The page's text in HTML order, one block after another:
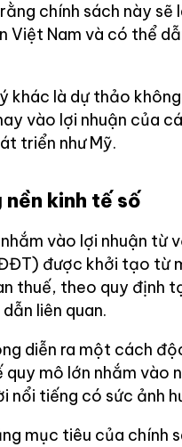
chính sách này
Việt Nam và có thể
khác là dự thảo
vào lợi nhuận của
triển như Mỹ.
kinh tế số
vào lợi nhuận từ
được khởi tạo từ
thuế, theo quy định
liên quan.
diễn ra một cách
quy mô lớn nhắm vào
nổi tiếng có sức ảnh
mục tiêu của chính